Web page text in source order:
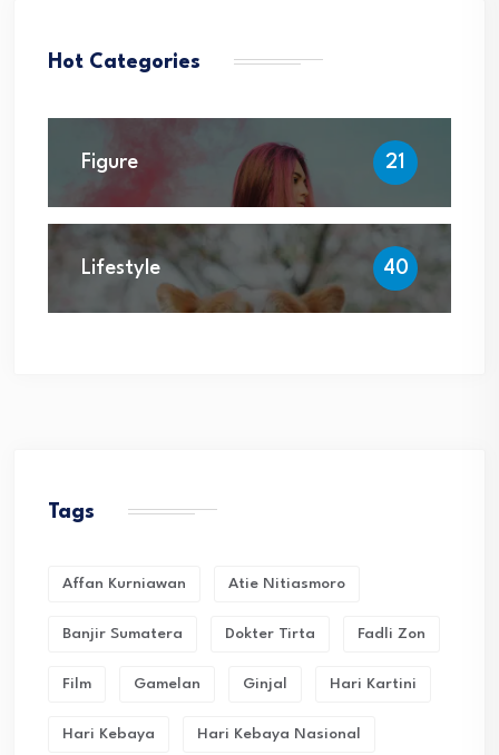
Hot Categories
Figure 21
Lifestyle 40
Tags
Affan Kurniawan Atie Nitiasmoro
Banjir Sumatera Dokter Tirta Fadli Zon
Film Gamelan Ginjal Hari Kartini
Hari Kebaya Hari Kebaya Nasional